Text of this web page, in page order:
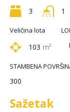
3 1
Veličina lota
103 m²
STAMBENA
300
Sažetak